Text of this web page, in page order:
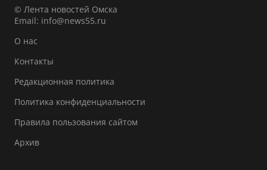
© Лента новостей Омска
Email: info@news55.ru
О нас
Контакты
Редакционная политика
Политика конфиденциальности
Правила пользования сайтом
Архив